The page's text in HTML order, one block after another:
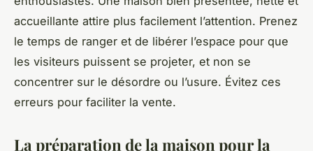
accueillante attire plus facilement l’attention. Prenez
le temps de ranger et de libérer l’espace pour que
les visiteurs puissent se projeter, et non se
concentrer sur le désordre ou l’usure. Évitez ces
erreurs pour faciliter la vente.
La préparation de la maison pour la